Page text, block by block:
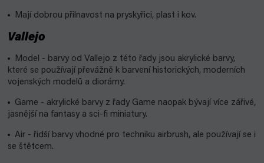
Mají dobrou přilnavost na pryskyřici, plast i kov.
Vallejo
Model - barvy od Vallejo z této řady jsou akrylické barvy,
které se používají převážně k barvení historických, moderních
vojenských modelů a diorámy.
Game - akrylické barvy z řady Game naopak bývají více zářivé,
jasnější na fantasy a sci-fi miniatury.
Air - řidší barvy vhodné pro techniku airbrush, ale používají se i
se štětcem.